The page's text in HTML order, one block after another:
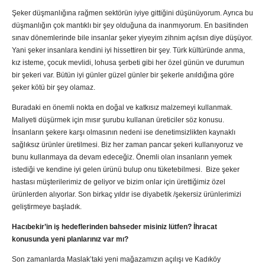
Şeker düşmanlığına rağmen sektörün iyiye gittiğini düşünüyorum. Ayrıca bu
düşmanlığın çok mantıklı bir şey olduğuna da inanmıyorum. En basitinden
sınav dönemlerinde bile insanlar şeker yiyeyim zihnim açılsın diye düşüyor.
Yani şeker insanlara kendini iyi hissettiren bir şey. Türk kültüründe anma,
kız isteme, çocuk mevlidi, lohusa şerbeti gibi her özel günün ve durumun
bir şekeri var. Bütün iyi günler güzel günler bir şekerle anıldığına göre
şeker kötü bir şey olamaz.
Buradaki en önemli nokta en doğal ve katkısız malzemeyi kullanmak.
Maliyeti düşürmek için mısır şurubu kullanan üreticiler söz konusu.
İnsanların şekere karşı olmasının nedeni ise denetimsizlikten kaynaklı
sağlıksız ürünler üretilmesi. Biz her zaman pancar şekeri kullanıyoruz ve
bunu kullanmaya da devam edeceğiz. Önemli olan insanların yemek
istediği ve kendine iyi gelen ürünü bulup onu tüketebilmesi. Bize şeker
hastası müşterilerimiz de geliyor ve bizim onlar için ürettiğimiz özel
ürünlerden alıyorlar. Son birkaç yıldır ise diyabetik /şekersiz ürünlerimizi
geliştirmeye başladık.
Hacıbekir’in iş hedeflerinden bahseder misiniz lütfen? İhracat
konusunda yeni planlarınız var mı?
Son zamanlarda Maslak’taki yeni mağazamızın açılışı ve Kadıköy